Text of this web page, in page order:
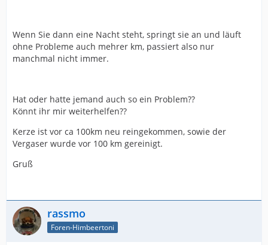
Wenn Sie dann eine Nacht steht, springt sie an und läuft
ohne Probleme auch mehrer km, passiert also nur
manchmal nicht immer.
Hat oder hatte jemand auch so ein Problem??
Könnt ihr mir weiterhelfen??
Kerze ist vor ca 100km neu reingekommen, sowie der
Vergaser wurde vor 100 km gereinigt.
Gruß
rassmo
Foren-Himbeertoni